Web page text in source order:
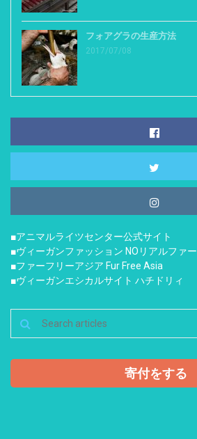
フォアグラの生産方法
2017/07/08
■アニマルライツセンター公式サイト
■ヴィーガンファッション NOリアルファー
■ファーフリーアジア Fur Free Asia
■ヴィーガンエシカルサイト ハチドリィ
寄付をする